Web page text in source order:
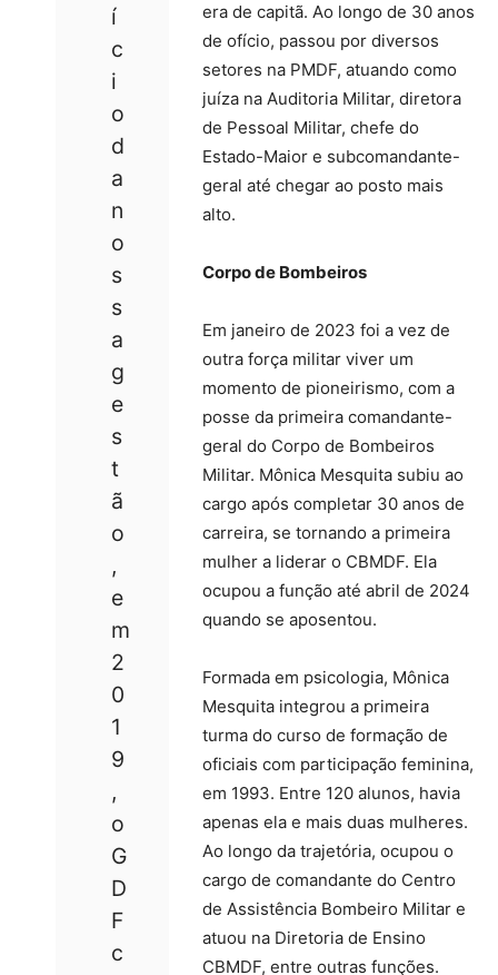
í
c
i
o
d
a
n
o
s
s
a
g
e
s
t
ã
o
,
e
m
2
0
1
9
,
o
G
D
F
c
era de capitã. Ao longo de 30 anos
de ofício, passou por diversos
setores na PMDF, atuando como
juíza na Auditoria Militar, diretora
de Pessoal Militar, chefe do
Estado-Maior e subcomandante-
geral até chegar ao posto mais
alto.
Corpo de Bombeiros
Em janeiro de 2023 foi a vez de
outra força militar viver um
momento de pioneirismo, com a
posse da primeira comandante-
geral do Corpo de Bombeiros
Militar. Mônica Mesquita subiu ao
cargo após completar 30 anos de
carreira, se tornando a primeira
mulher a liderar o CBMDF. Ela
ocupou a função até abril de 2024
quando se aposentou.
Formada em psicologia, Mônica
Mesquita integrou a primeira
turma do curso de formação de
oficiais com participação feminina,
em 1993. Entre 120 alunos, havia
apenas ela e mais duas mulheres.
Ao longo da trajetória, ocupou o
cargo de comandante do Centro
de Assistência Bombeiro Militar e
atuou na Diretoria de Ensino
CBMDF, entre outras funções.